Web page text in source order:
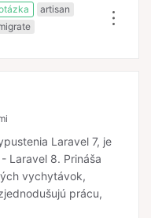
artisan
Laravel 7, je
Laravel 8. Prináša
vychytávok,
prácu,